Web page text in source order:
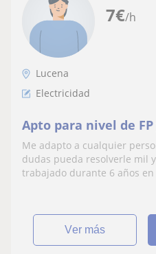
7€/h
Lucena
Electricidad
Apto para nivel de FP
Me adapto a cualquier
dudas pueda resolverle mil
trabajado durante 6 años en
ver más